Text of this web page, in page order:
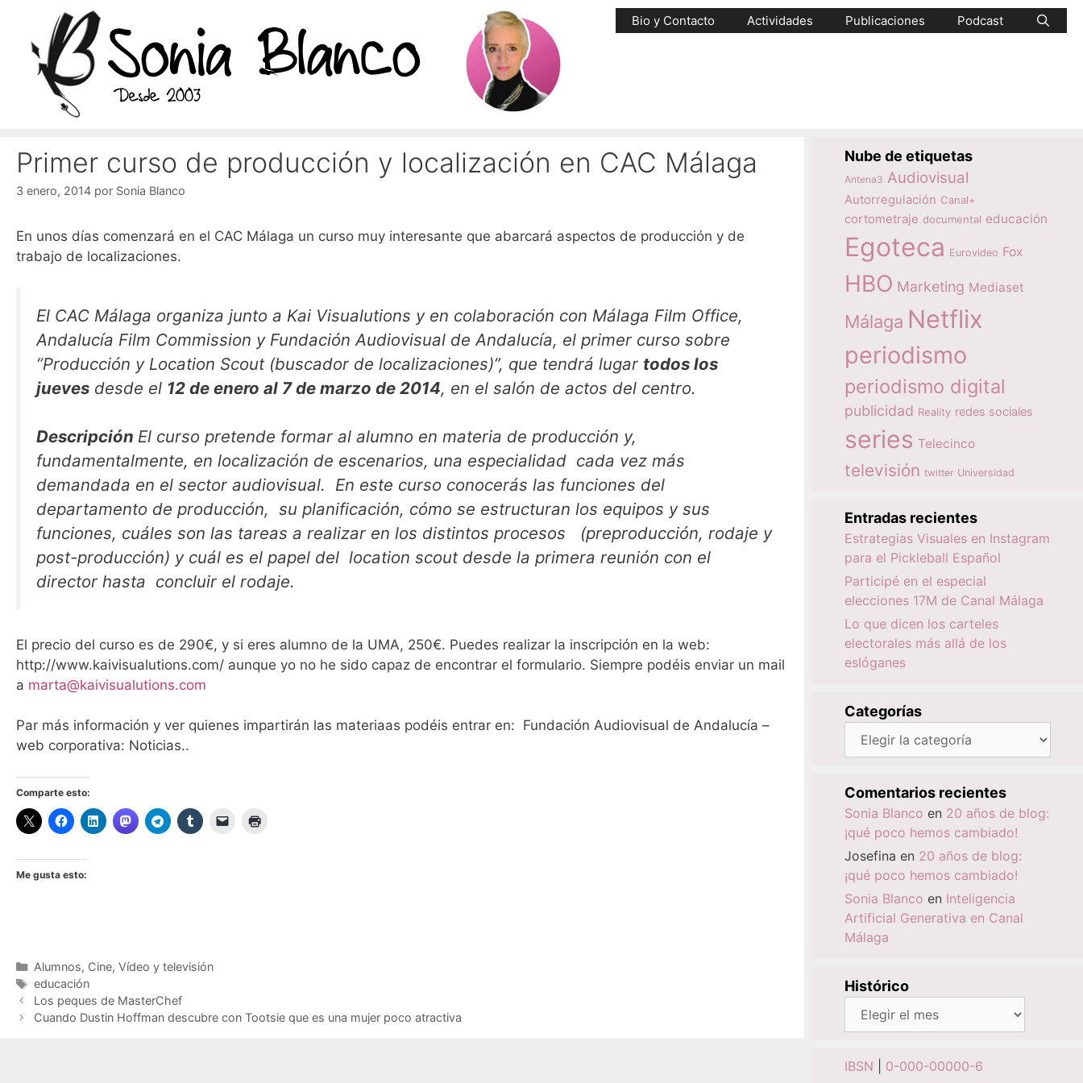
contenido
Bio y Contacto Actividades Publicaciones Podcast
Primer curso de producción y localización en CAC Málaga
3 enero, 2014 por Sonia Blanco
En unos días comenzará en el CAC Málaga un curso muy interesante que abarcará aspectos de producción y de
trabajo de localizaciones.
El CAC Málaga organiza junto a Kai Visualutions y en colaboración con Málaga Film Office,
Andalucía Film Commission y Fundación Audiovisual de Andalucía, el primer curso sobre
“Producción y Location Scout (buscador de localizaciones)”, que tendrá lugar todos los
jueves desde el 12 de enero al 7 de marzo de 2014, en el salón de actos del centro.
Descripción El curso pretende formar al alumno en materia de producción y,
fundamentalmente, en localización de escenarios, una especialidad cada vez más
demandada en el sector audiovisual. En este curso conocerás las funciones del
departamento de producción, su planificación, cómo se estructuran los equipos y sus
funciones, cuáles son las tareas a realizar en los distintos procesos (preproducción, rodaje y
post-producción) y cuál es el papel del location scout desde la primera reunión con el
director hasta concluir el rodaje.
El precio del curso es de 290€, y si eres alumno de la UMA, 250€. Puedes realizar la inscripción en la web:
http://www.kaivisualutions.com/ aunque yo no he sido capaz de encontrar el formulario. Siempre podéis enviar un mail
a marta@kaivisualutions.com
Par más información y ver quienes impartirán las materiaas podéis entrar en: Fundación Audiovisual de Andalucía –
web corporativa: Noticias..
Comparte esto:
Me gusta esto:
Categorías
Alumnos, Cine, Vídeo y televisión
Etiquetas
educación
Los peques de MasterChef
Cuando Dustin Hoffman descubre con Tootsie que es una mujer poco atractiva
Nube de etiquetas
Antena3 Audiovisual
Autorregulación Canal+
cortometraje documental educación
Egoteca Eurovideo Fox
HBO Marketing Mediaset
Málaga Netflix
periodismo
periodismo digital
publicidad Reality redes sociales
series Telecinco
televisión twitter Universidad
Entradas recientes
Estrategias Visuales en Instagram
para el Pickleball Español
Participé en el especial
elecciones 17M de Canal Málaga
Lo que dicen los carteles
electorales más allá de los
eslóganes
Categorías
Categorías
Comentarios recientes
Sonia Blanco en 20 años de blog:
¡qué poco hemos cambiado!
Josefina en 20 años de blog:
¡qué poco hemos cambiado!
Sonia Blanco en Inteligencia
Artificial Generativa en Canal
Málaga
Histórico
Histórico
IBSN 0-000-00000-6